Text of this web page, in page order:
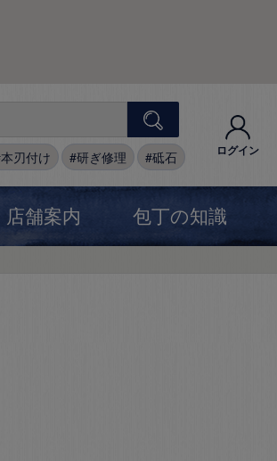
本刃付け 研ぎ修理 砥石 ログイン
店舗案内 包丁の知識